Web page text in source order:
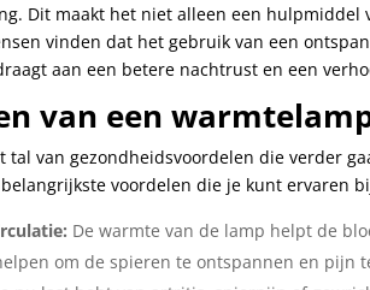
Dit maakt het niet alleen een hulpmiddel
vinden dat het gebruik van een
aan een betere nachtrust en een
van een
tal van gezondheidsvoordelen die verder
voordelen die je kunt ervaren
De warmte van de lamp helpt de
om de spieren te ontspannen en pijn